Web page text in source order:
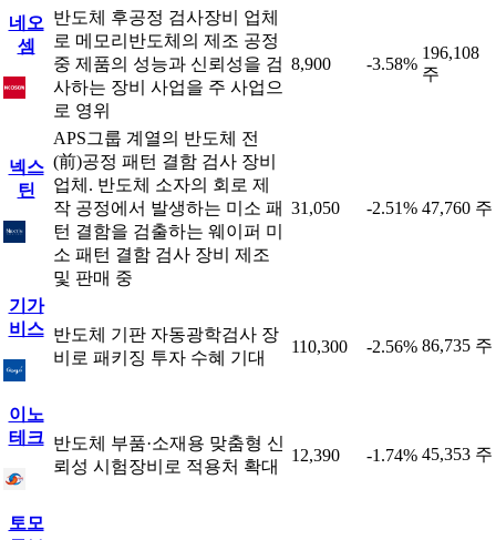
네오
셈
반도체 후공정 검사장비 업체
로 메모리반도체의 제조 공정
중 제품의 성능과 신뢰성을 검
사하는 장비 사업을 주 사업으
로 영위
8,900 -3.58%
196,108
주
넥스
틴
APS그룹 계열의 반도체 전
(前)공정 패턴 결함 검사 장비
업체. 반도체 소자의 회로 제
작 공정에서 발생하는 미소 패
턴 결함을 검출하는 웨이퍼 미
소 패턴 결함 검사 장비 제조
및 판매 중
31,050 -2.51% 47,760 주
기가
비스 반도체 기판 자동광학검사 장
비로 패키징 투자 수혜 기대
110,300 -2.56% 86,735 주
이노
테크 반도체 부품·소재용 맞춤형 신
뢰성 시험장비로 적용처 확대
12,390 -1.74% 45,353 주
토모